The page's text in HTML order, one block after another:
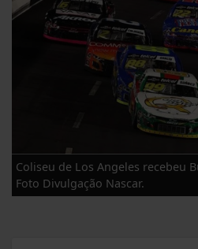
Coliseu de Los Angeles recebeu
Foto Divulgação Nascar.